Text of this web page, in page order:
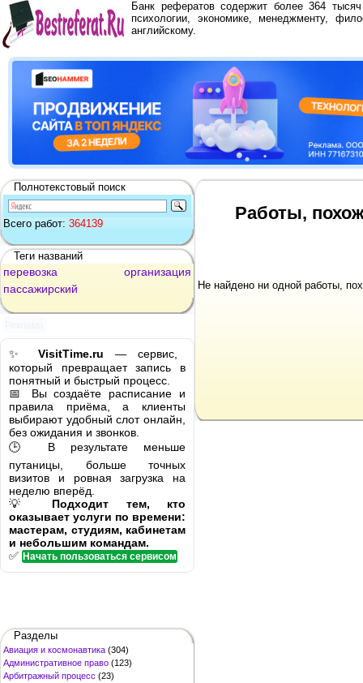
Банк рефератов содержит более 364
психологии, экономике, менеджменту,
английскому.
Полнотекстовый поиск
Всего работ: 364139
Теги названий
перевозка
организация
пассажирский
✨ VisitTime.ru — сервис,
который превращает запись в
понятный и быстрый процесс.
📅 Вы создаёте расписание и
правила приёма, а клиенты
выбирают удобный слот онлайн,
без ожидания и звонков.
🕒 В результате меньше
путаницы, больше точных
визитов и ровная загрузка на
неделю вперёд.
💡 Подходит тем, кто
оказывает услуги по времени:
мастерам, студиям, кабинетам
и небольшим командам.
✅ Начать пользоваться сервисом
Разделы
Авиация и космонавтика (304)
Административное право (123)
Арбитражный процесс (23)
Работы,
Не найдено ни одной работы,